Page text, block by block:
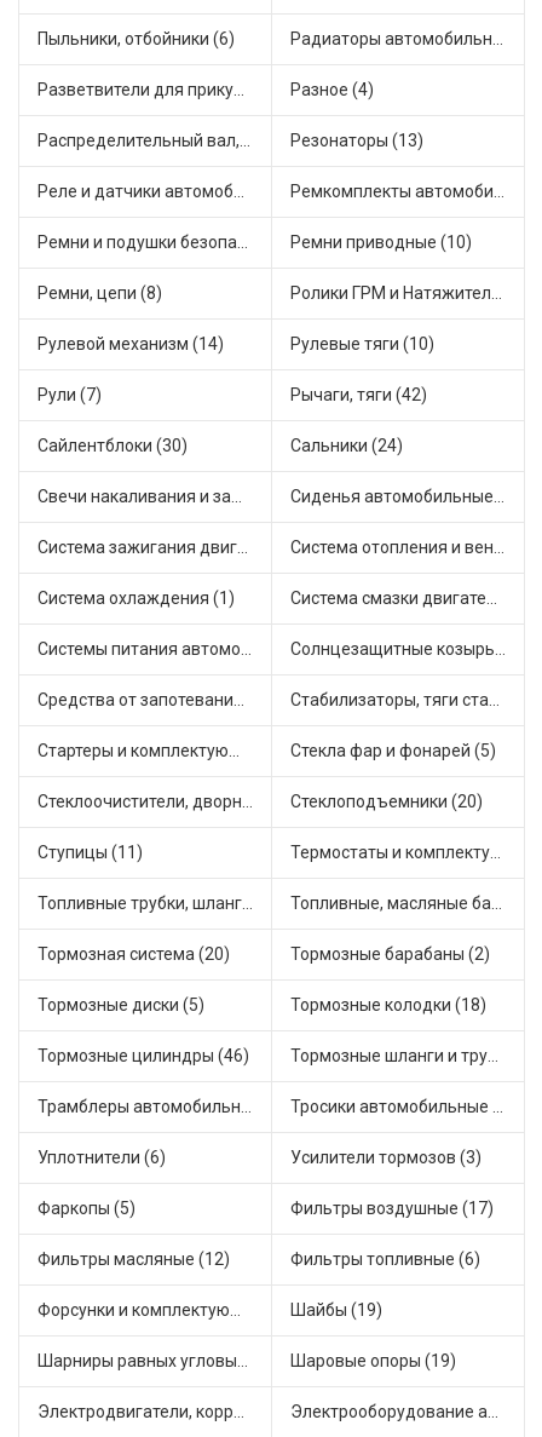
Пыльники, отбойники (6) Радиаторы автомобильные (17)
Разветвители для прикуривателя (3) Разное (4)
Распределительный вал, шестерни распределительного (7) Резонаторы (13)
Реле и датчики автомобильные (82) Ремкомплекты автомобильные (81)
Ремни и подушки безопасности (9) Ремни приводные (10)
Ремни, цепи (8) Ролики ГРМ и Натяжители (17)
Рулевой механизм (14) Рулевые тяги (10)
Рули (7) Рычаги, тяги (42)
Сайлентблоки (30) Сальники (24)
Свечи накаливания и зажигания (31) Сиденья автомобильные (1)
Система зажигания двигателя (3) Система отопления и вентиляции (17)
Система охлаждения (1) Система смазки двигателя (17)
Системы питания автомобиля (21) Солнцезащитные козырьки для салона автомобиля (3)
Средства от запотевания и размораживатели стекла (1) Стабилизаторы, тяги стабилизатора, стойки стабилиз (3)
Стартеры и комплектующие (38) Стекла фар и фонарей (5)
Стеклоочистители, дворники (1) Стеклоподъемники (20)
Ступицы (11) Термостаты и комплектующие системы охлаждения (55)
Топливные трубки, шланги, магистрали и рампы (3) Топливные, масляные баки (1)
Тормозная система (20) Тормозные барабаны (2)
Тормозные диски (5) Тормозные колодки (18)
Тормозные цилиндры (46) Тормозные шланги и трубки (5)
Трамблеры автомобильные (40) Тросики автомобильные (23)
Уплотнители (6) Усилители тормозов (3)
Фаркопы (5) Фильтры воздушные (17)
Фильтры масляные (12) Фильтры топливные (6)
Форсунки и комплектующие (1) Шайбы (19)
Шарниры равных угловых скоростей, приводные валы (1) Шаровые опоры (19)
Электродвигатели, корректоры и приводы автомобильн (22) Электрооборудование автомобилей (25)